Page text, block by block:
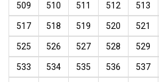
509 510 511 512 513
517 518 519 520 521
525 526 527 528 529
533 534 535 536 537